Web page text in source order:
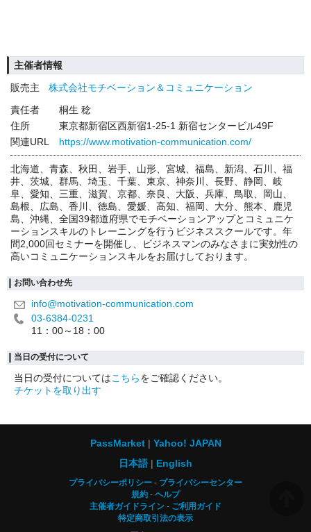
主催者情報
販売主
株式会社モチベーション＆コミュニケーション
責任者
桐生 稔
住所
東京都新宿区西新宿1-25-1 新宿センタービル49F
関連URL
https://www.motivation-communication.com/
北海道、青森、秋田、岩手、山形、宮城、福島、新潟、石川、福
井、茨城、群馬、埼玉、千葉、東京、神奈川、長野、静岡、岐
阜、愛知、三重、滋賀、京都、奈良、大阪、兵庫、鳥取、岡山、
島根、広島、香川、徳島、愛媛、高知、福岡、大分、熊本、鹿児
島、沖縄、全国39都道府県でモチベーションアップとコミュニケ
ーションスキルのトレーニングを行うビジネススクールです。年
間2,000回セミナーを開催し、ビジネスマンのみなさまに実効性の
高いコミュニケーションスキルをお届けしております。
お問い合わせ先
info@motivation-communication.com
03-6384-0231
11：00～18：00
当日の受付について
当日の受付についてはこちらをご確認ください。
チケットを取り出す
PassMarket
Yahoo! JAPAN
日本語
English
プライバシーポリシー
プライバシーセンター
規約
ヘルプ
主催者ガイドライン
ご利用ガイド
特定商取引法の表示